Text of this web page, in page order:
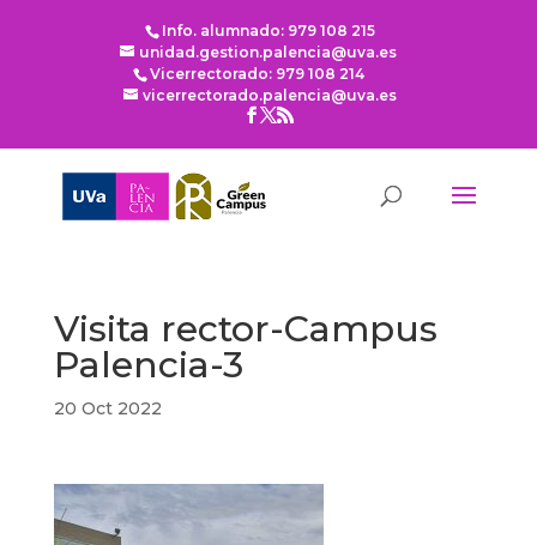
Info. alumnado: 979 108 215
unidad.gestion.palencia@uva.es
Vicerrectorado: 979 108 214
vicerrectorado.palencia@uva.es
Visita rector-Campus
Palencia-3
20 Oct 2022